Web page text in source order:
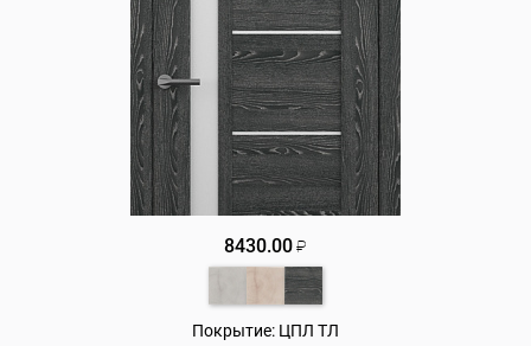
8430.00 ₽
Покрытие: ЦПЛ ТЛ